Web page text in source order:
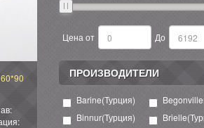
Цена от До
ПРОИЗВОДИТЕЛИ
Barine(Турция)
Binnur(Турция)